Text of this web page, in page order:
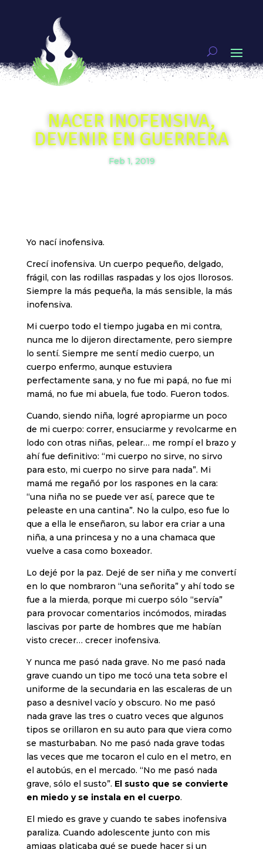
NACER INOFENSIVA,
DEVENIR EN GUERRERA
Feb 1, 2019
Yo nací inofensiva.
Crecí inofensiva. Un cuerpo pequeño, delgado,
frágil, con las rodillas raspadas y los ojos llorosos.
Siempre la más pequeña, la más sensible, la más
inofensiva.
Mi cuerpo todo el tiempo jugaba en mi contra,
nunca me lo dijeron directamente, pero siempre
lo sentí. Siempre me sentí medio cuerpo, un
cuerpo enfermo, aunque estuviera
perfectamente sana, y no fue mi papá, no fue mi
mamá, no fue mi abuela, fue todo. Fueron todos.
Cuando, siendo niña, logré apropiarme un poco
de mi cuerpo: correr, ensuciarme y revolcarme en
lodo con otras niñas, pelear… me rompí el brazo y
ahí fue definitivo: “mi cuerpo no sirve, no sirvo
para esto, mi cuerpo no sirve para nada”. Mi
mamá me regañó por los raspones en la cara:
“una niña no se puede ver así, parece que te
peleaste en una cantina”. No la culpo, eso fue lo
que a ella le enseñaron, su labor era criar a una
niña, a una princesa y no a una chamaca que
vuelve a casa como boxeador.
Lo dejé por la paz. Dejé de ser niña y me convertí
en lo que nombraron “una señorita” y ahí todo se
fue a la mierda, porque mi cuerpo sólo “servía”
para provocar comentarios incómodos, miradas
lascivas por parte de hombres que me habían
visto crecer… crecer inofensiva.
Y nunca me pasó nada grave. No me pasó nada
grave cuando un tipo me tocó una teta sobre el
uniforme de la secundaria en las escaleras de un
paso a desnivel vacío y obscuro. No me pasó
nada grave las tres o cuatro veces que algunos
tipos se orillaron en su auto para que viera como
se masturbaban. No me pasó nada grave todas
las veces que me tocaron el culo en el metro, en
el autobús, en el mercado. “No me pasó nada
grave, sólo el susto”. El susto que se convierte
en miedo y se instala en el cuerpo.
El miedo es grave y cuando te sabes inofensiva
paraliza. Cuando adolescente junto con mis
amigas platicaba qué se puede hacer si un